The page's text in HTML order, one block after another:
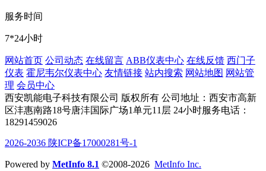
服务时间
7*24小时
网站首页 公司动态 在线留言 ABB仪表中心 在线反馈 西门子
仪表 霍尼韦尔仪表中心 友情链接 站内搜索 网站地图 网站管
理 会员中心
西安凯能电子科技有限公司 版权所有 公司地址：西安市高新
区沣惠南路18号唐沣国际广场1单元11层 24小时服务电话：
18291459026
2026-2036 陕ICP备17000281号-1
Powered by MetInfo 8.1 ©2008-2026 MetInfo Inc.